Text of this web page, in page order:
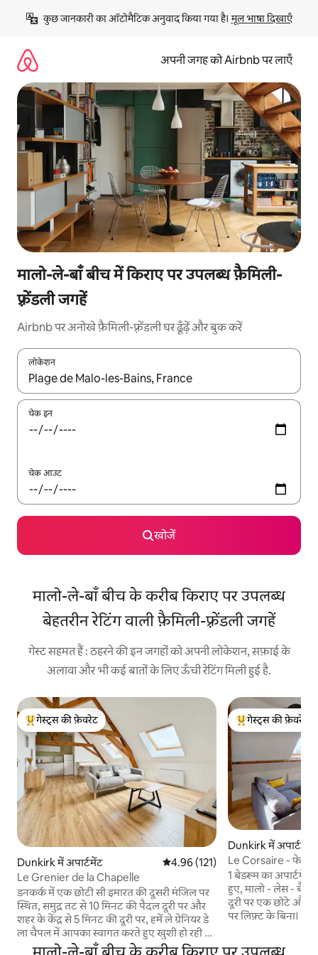
छोड़कर
कॉन्टेंट
कुछ जानकारी का ऑटोमैटिक अनुवाद किया गया है। मूल भाषा दिखाएँ
अपनी जगह को Airbnb पर लाएँ
मालो-ले-बाँ बीच में किराए पर उपलब्ध फ़ैमिली-
फ़्रेंडली जगहें
Airbnb पर अनोखे फ़ैमिली-फ़्रेंडली घर ढूँढ़ें और बुक करें
लोकेशन
नतीजों के उपलब्ध होने पर, अप और डाउन 'ऐरो की' का इस्तेमाल करके नेविगेट
चेक इन
चेक आउट
खोजें
मालो-ले-बाँ बीच के करीब किराए पर उपलब्ध
बेहतरीन रेटिंग वाली फ़ैमिली-फ़्रेंडली जगहें
गेस्ट सहमत हैं : ठहरने की इन जगहों को अपनी लोकेशन, सफ़ाई के
अलावा और भी कई बातों के लिए ऊँची रेटिंग मिली हुई है.
गेस्ट्स का टॉप फ़ेवरेट
गेस्ट्स की फ़ेवरेट
Dunkirk में अपार्टमेंट औसत रेटिंग 5 में से 4.96, 121 समीक्षाएँ
4.96 (121)
Le Grenier de la Chapelle
डनकर्क में एक छोटी सी इमारत की दूसरी मंजिल पर
स्थित, समुद्र तट से 10 मिनट की पैदल दूरी पर और
शहर के केंद्र से 5 मिनट की दूरी पर, हमें ले ग्रेनियर डे
ला चैपल में आपका स्वागत करते हुए खुशी हो रही है।
हमारे ठीक ऊपर मौजूद इस अपार्टमेंट को सुस्वादु ढंग
गेस्ट्स का टॉप फ़ेवरेट
गेस्ट्स की फ़ेवरेट
Dunkirk में अपार्टमेंट
Le Corsaire -
1 बेडरूम का
हुए, मालो - लेस - बैंस
दूरी पर एक छोटे और
पर लिफ़्ट के बिना। मुफ़्त